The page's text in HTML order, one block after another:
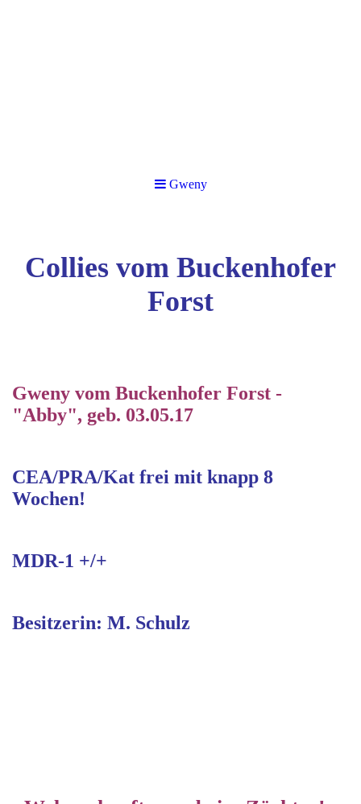
Gweny
Collies vom Buckenhofer
Forst
Gweny vom Buckenhofer Forst -
"Abby", geb. 03.05.17
CEA/PRA/Kat frei mit knapp 8
Wochen!
MDR-1 +/+
Besitzerin: M. Schulz